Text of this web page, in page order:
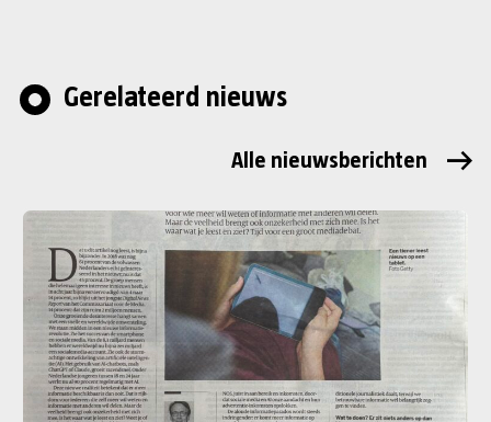
Gerelateerd nieuws
Alle nieuwsberichten